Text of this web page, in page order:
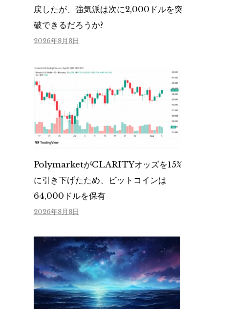
戻したが、強気派は次に2,000ドルを突
破できるだろうか?
2026年8月8日
PolymarketがCLARITYオッズを15%
に引き下げたため、ビットコインは
64,000ドルを保有
2026年8月8日